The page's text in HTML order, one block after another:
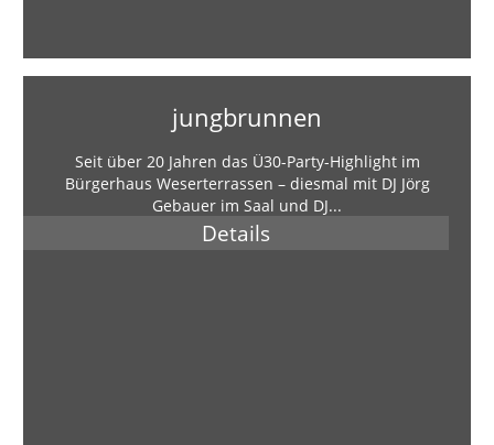
jungbrunnen
Seit über 20 Jahren das Ü30-Party-Highlight im
Bürgerhaus Weserterrassen – diesmal mit DJ Jörg
Gebauer im Saal und DJ...
Details